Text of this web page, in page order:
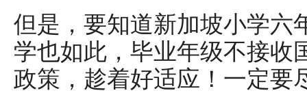
但是，要知道新加坡小学六
学也如此，毕业年级不接收
政策，趁着好适应！一定要